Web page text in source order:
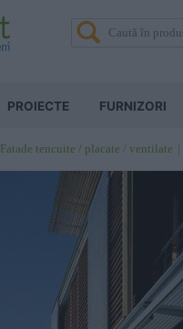
PROIECTE FURNIZORI
Fatade tencuite / placate / ventilate